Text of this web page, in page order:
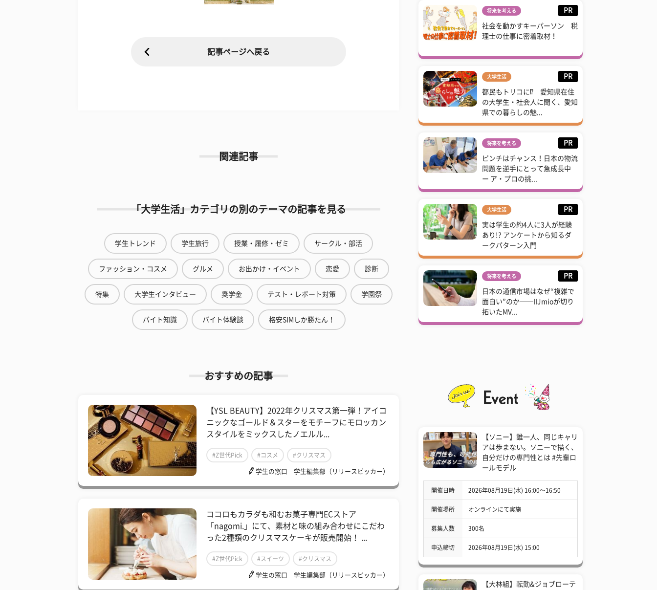
記事ページへ戻る
関連記事
「大学生活」カテゴリの別のテーマの記事を見る
学生トレンド 学生旅行 授業・履修・ゼミ サークル・部活
ファッション・コスメ グルメ お出かけ・イベント 恋愛 診断
特集 大学生インタビュー 奨学金 テスト・レポート対策 学園祭
バイト知識 バイト体験談 格安SIMしか勝たん！
おすすめの記事
【YSL BEAUTY】2022年クリスマス第一弾！アイコ
ニックなゴールド＆スターをモチーフにモロッカン
スタイルをミックスしたノエルル...
#Z世代Pick #コスメ #クリスマス
学生の窓口 学生編集部（リリースピッカー）
ココロもカラダも和むお菓子専門ECストア
「nagomi.」にて、素材と味の組み合わせにこだわ
った2種類のクリスマスケーキが販売開始！ ...
#Z世代Pick #スイーツ #クリスマス
学生の窓口 学生編集部（リリースピッカー）
将来を考える PR
社会を動かすキーパーソン 税
理士の仕事に密着取材！
大学生活 PR
都民もトリコに⁉ 愛知県在住
の大学生・社会人に聞く、愛知
県での暮らしの魅...
将来を考える PR
ピンチはチャンス！日本の物流
問題を逆手にとって急成長中
ー ア・プロの挑...
大学生活 PR
実は学生の約4人に3人が経験
あり!? アンケートから知るダ
ークパターン入門
将来を考える PR
日本の通信市場はなぜ“複雑で
面白い”のか──IIJmioが切り
拓いたMV...
【ソニー】誰一人、同じキャリ
アは歩まない。ソニーで描く、
自分だけの専門性とは #先輩ロ
ールモデル
開催日時 2026年08月19日(水) 16:00〜16:50
開催場所 オンラインにて実施
募集人数 300名
申込締切 2026年08月19日(水) 15:00
【大林組】転勤&ジョブローテ